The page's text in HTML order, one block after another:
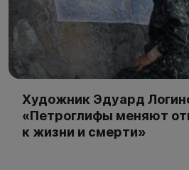
Художник Эдуард
«Петроглифы меняют
к жизни и смерти»